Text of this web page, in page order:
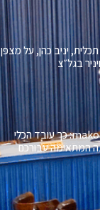
יניב כהן, על מצפן
בגל״צ
מצפן הבחירות של mako: כך עובד הכלי
המתאימה עבורכם